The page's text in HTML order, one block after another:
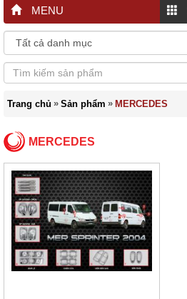
MENU
Trang chủ » Sản phẩm » MERCEDES
MERCEDES